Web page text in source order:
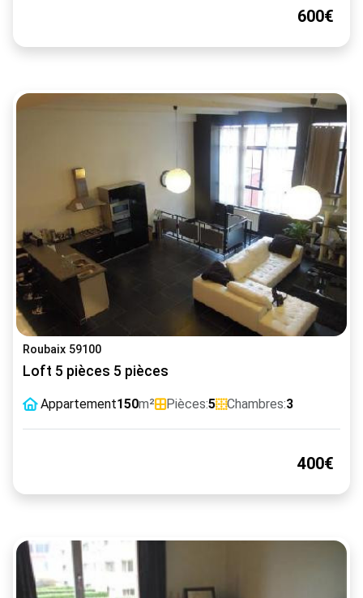
600€
Roubaix 59100
Loft 5 pièces 5 pièces
Appartement150m² Pièces:5 Chambres:3
400€